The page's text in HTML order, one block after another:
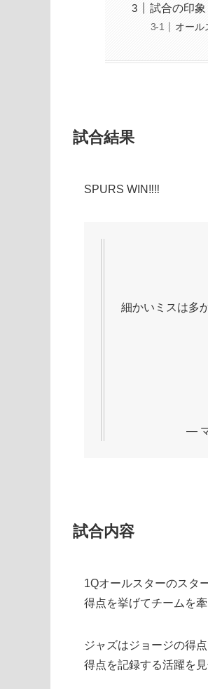
試合の印象
オール
試合結果
SPURS WIN‼‼
細かいミスは多
—
試合内容
1Qオールスターのスタ
得点を挙げてチームを牽
ジャズはジョージの得
得点を記録する活躍を